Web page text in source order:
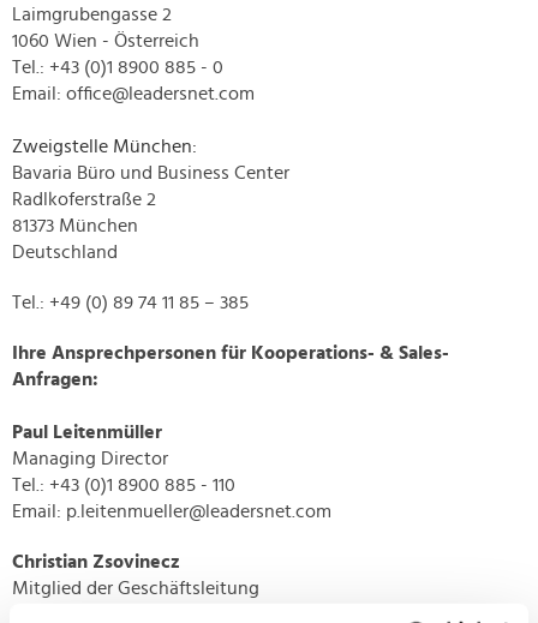
Laimgrubengasse 2
1060 Wien - Österreich
Tel.: +43 (0)1 8900 885 - 0
Email: office@leadersnet.com
Zweigstelle München:
Bavaria Büro und Business Center
Radlkoferstraße 2
81373 München
Deutschland
Tel.: +49 (0) 89 74 11 85 – 385
Ihre Ansprechpersonen für Kooperations- & Sales-
Anfragen:
Paul Leitenmüller
Managing Director
Tel.: +43 (0)1 8900 885 - 110
Email: p.leitenmueller@leadersnet.com
Christian Zsovinecz
Mitglied der Geschäftsleitung